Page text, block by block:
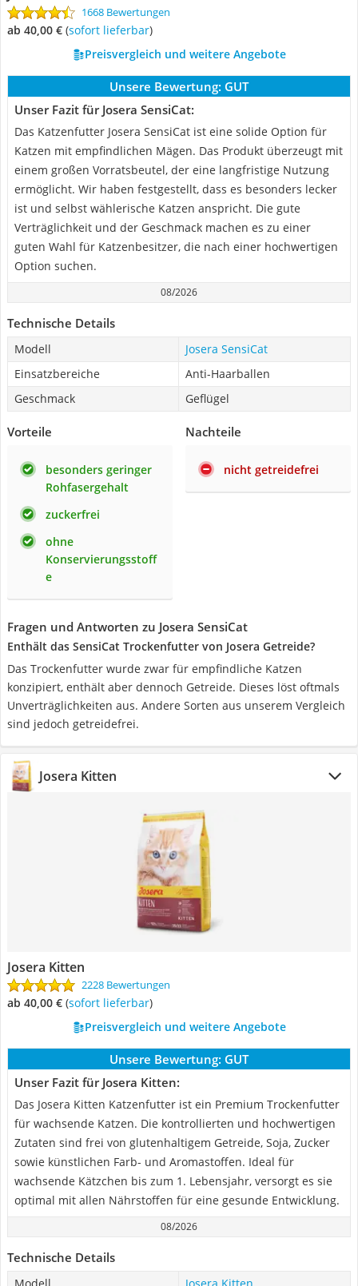
1668 Bewertungen
ab 40,00 € ( Sofort lieferbar)
Preisvergleich und weitere Angebote
Unsere Bewertung: GUT
Unser Fazit für Josera SensiCat:
Das Katzenfutter Josera SensiCat ist eine solide Option für
Katzen mit empfindlichen Mägen. Das Produkt überzeugt mit
einem großen Vorratsbeutel, der eine langfristige Nutzung
ermöglicht. Wir haben festgestellt, dass es besonders lecker
ist und selbst wählerische Katzen anspricht. Die gute
Verträglichkeit und der Geschmack machen es zu einer
guten Wahl für Katzenbesitzer, die nach einer hochwertigen
Option suchen.
08/2026
Technische Details
Modell
Josera SensiCat
Einsatzbereiche
Anti-Haarballen
Geschmack
Geflügel
Vorteile
besonders geringer
Rohfasergehalt
zuckerfrei
ohne
Konservierungsstoff
e
Nachteile
nicht getreidefrei
Fragen und Antworten zu Josera SensiCat
Enthält das SensiCat Trockenfutter von Josera Getreide?
Das Trockenfutter wurde zwar für empfindliche Katzen
konzipiert, enthält aber dennoch Getreide. Dieses löst oftmals
Unverträglichkeiten aus. Andere Sorten aus unserem Vergleich
sind jedoch getreidefrei.
Josera Kitten
Josera Kitten
2228 Bewertungen
ab 40,00 € ( Sofort lieferbar)
Preisvergleich und weitere Angebote
Unsere Bewertung: GUT
Unser Fazit für Josera Kitten:
Das Josera Kitten Katzenfutter ist ein Premium Trockenfutter
für wachsende Katzen. Die kontrollierten und hochwertigen
Zutaten sind frei von glutenhaltigem Getreide, Soja, Zucker
sowie künstlichen Farb- und Aromastoffen. Ideal für
wachsende Kätzchen bis zum 1. Lebensjahr, versorgt es sie
optimal mit allen Nährstoffen für eine gesunde Entwicklung.
08/2026
Technische Details